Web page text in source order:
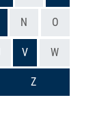
N O
V W
Z